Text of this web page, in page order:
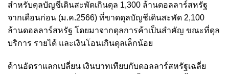
สำหรับดุลบัญชีเดินสะพัดเกินดุล 1,300 ล้านดอลลาร์สหรัฐ
จากเดือนก่อน (ม.ค.2566) ที่ขาดดุลบัญชีเดินสะพัด 2,100
ล้านดอลลาร์สหรัฐ โดยมาจากดุลการค้าเป็นสำคัญ ขณะที่ดุล
บริการ รายได้ และเงินโอนเกินดุลเล็กน้อย
ด้านอัตราแลกเปลี่ยน เงินบาทเทียบกับดอลลาร์สหรัฐเฉลี่ย